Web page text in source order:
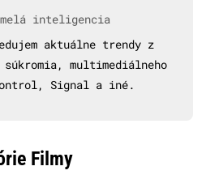
inteligencia
aktuálne trendy z
multimediálneho
Signal a iné.
Filmy